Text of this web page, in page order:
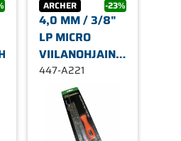
ARCHER -23%
4,0 MM / 3/8"
LP MICRO
VIILANOHJAIN,
HOBBYSAHAT
447-A221